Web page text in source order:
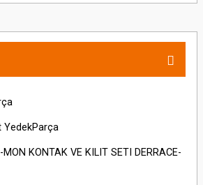
YedekParça
KONTAK VE KILIT SETI DERRACE-